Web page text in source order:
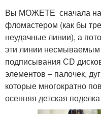
Вы МОЖЕТЕ сначала
фломастером (как бы
неудачные линии), а
эти линии
подписывания СD
элементов – палочек,
которые многократно
осенняя детская